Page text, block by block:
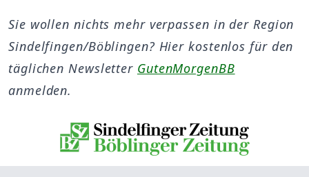
Sie wollen nichts mehr verpassen in der Region
Sindelfingen/Böblingen? Hier kostenlos für den
täglichen Newsletter GutenMorgenBB
anmelden.